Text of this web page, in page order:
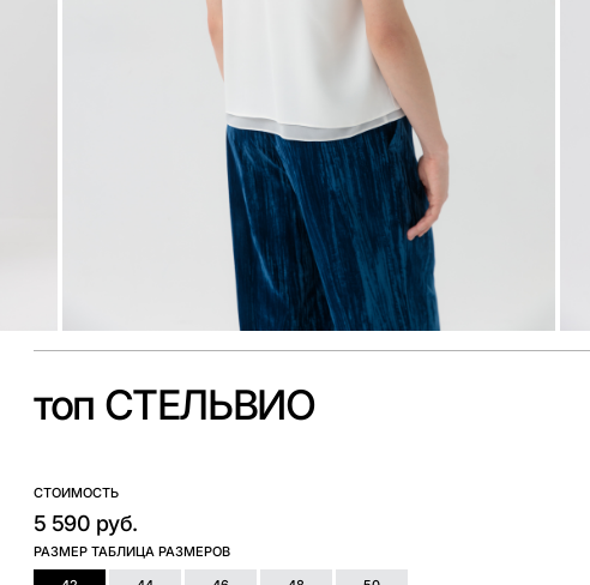
топ СТЕЛЬВИО
СТОИМОСТЬ
5 590 руб.
РАЗМЕР ТАБЛИЦА РАЗМЕРОВ